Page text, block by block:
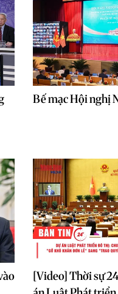
Bế mạc Hội nghị
[Video] Thời sự